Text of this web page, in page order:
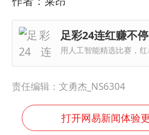
足彩24连红赚不停
用人工智能精选比赛，
责任编辑：文勇杰_NS6304
打开网易新闻体验